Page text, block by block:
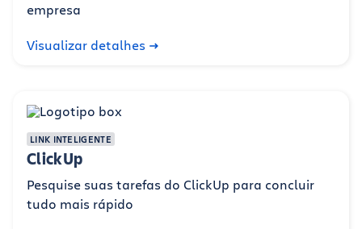
empresa
Visualizar detalhes
LINK INTELIGENTE
ClickUp
Pesquise suas tarefas do ClickUp para concluir
tudo mais rápido